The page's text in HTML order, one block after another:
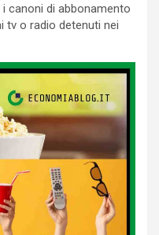
i canoni di abbonamento
tv o radio detenuti nei